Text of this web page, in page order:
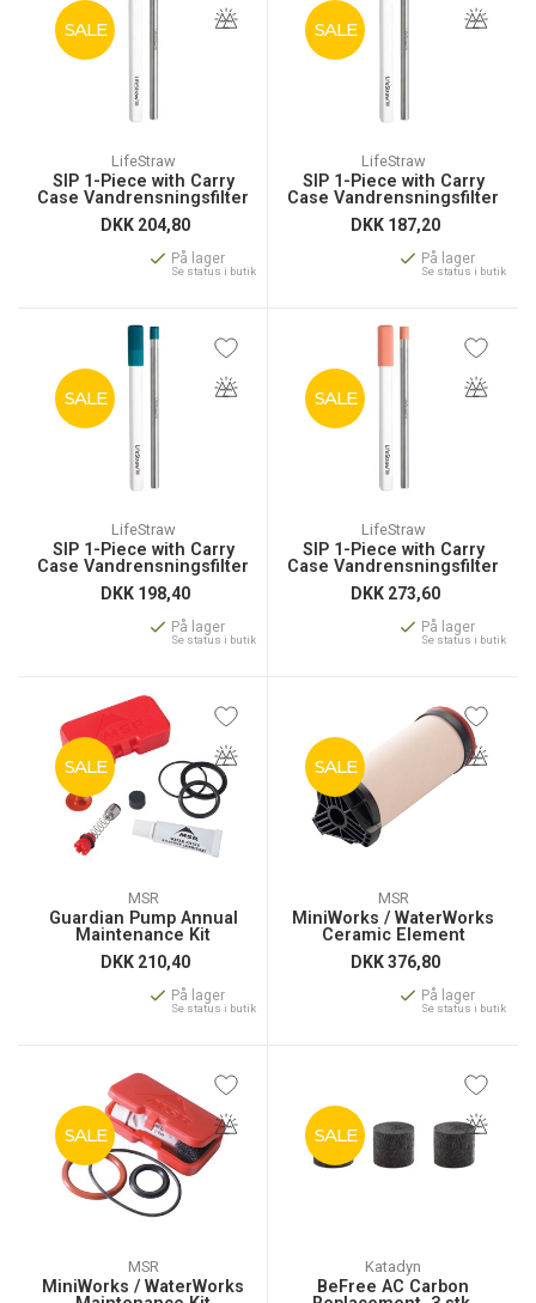
SALE
LifeStraw
SIP 1-Piece with Carry
Case Vandrensningsfilter
DKK 204,80
På lager
Se status i butik
SALE
LifeStraw
SIP 1-Piece with Carry
Case Vandrensningsfilter
DKK 187,20
På lager
Se status i butik
SALE
LifeStraw
SIP 1-Piece with Carry
Case Vandrensningsfilter
DKK 198,40
På lager
Se status i butik
SALE
LifeStraw
SIP 1-Piece with Carry
Case Vandrensningsfilter
DKK 273,60
På lager
Se status i butik
SALE
MSR
Guardian Pump Annual
Maintenance Kit
DKK 210,40
På lager
Se status i butik
SALE
MSR
MiniWorks / WaterWorks
Ceramic Element
DKK376,80
På lager
Se status i butik
SALE
MSR
MiniWorks / WaterWorks
SALE
Katadyn
BeFree AC Carbon